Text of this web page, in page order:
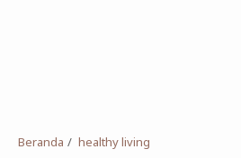
Beranda healthy living